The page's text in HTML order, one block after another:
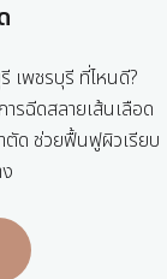
เพชรบุรี ที่ไหนดี?
รฉีดสลายเส้นเลือด
ตัด ช่วยฟื้นฟูผิวเรียบ